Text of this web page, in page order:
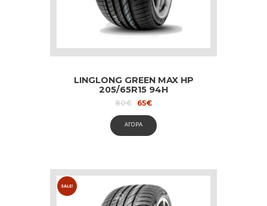
LINGLONG GREEN MAX HP
205/65R15 94H
80€
Original
was:
80€.
65€Current
is:
65€.
ΑΓΟΡΑ
SALE!